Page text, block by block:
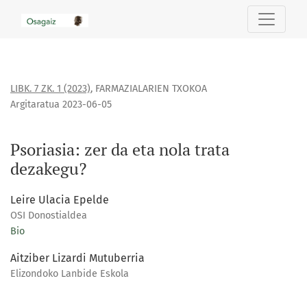
LIBK. 7 ZK. 1 (2023), FARMAZIALARIEN TXOKOA
Psoriasia: zer da eta nola trata
dezakegu?
Argitaratua 2023-06-05
Leire Ulacia Epelde
OSI Donostialdea
Bio
Aitziber Lizardi Mutuberria
Elizondoko Lanbide Eskola